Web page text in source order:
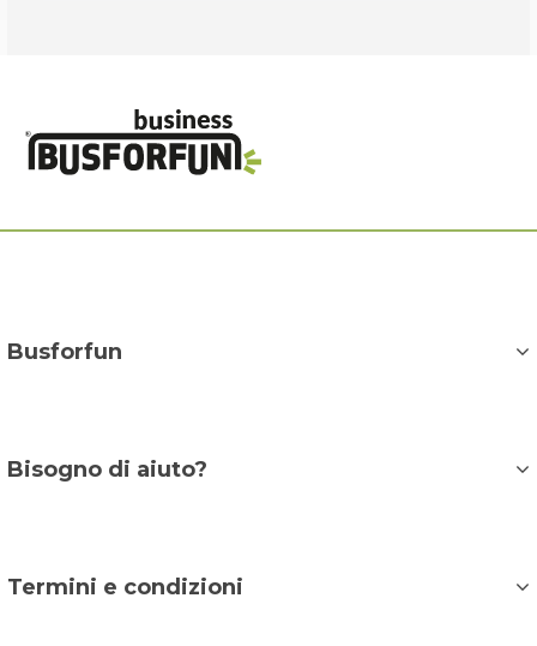
Busforfun
Dicono di noi
Diventa Partner
Bisogno di aiuto?
Termini e condizioni